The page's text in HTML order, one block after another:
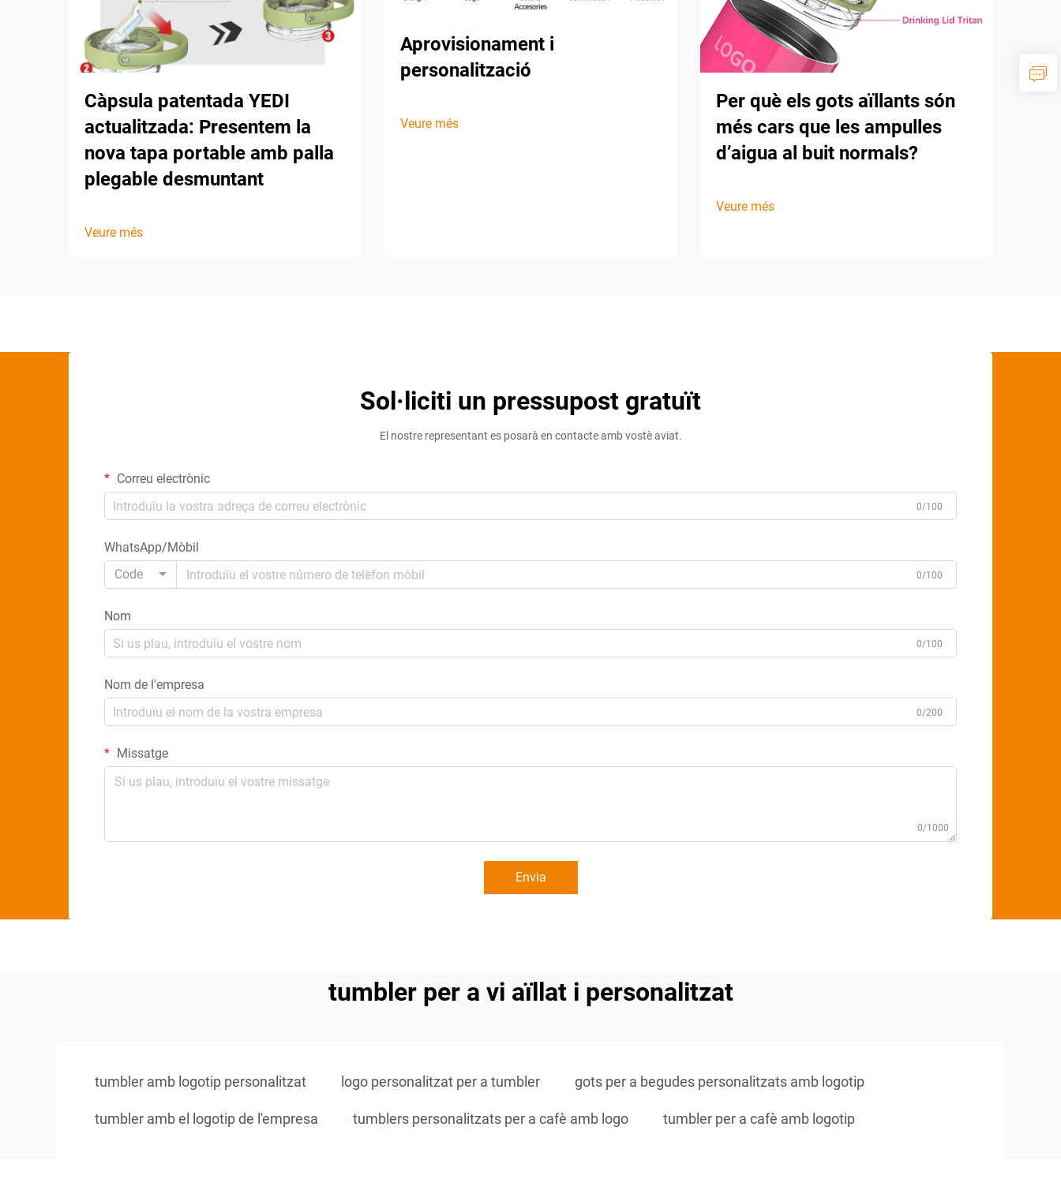
Càpsula patentada YEDI
actualitzada: Presentem la
nova tapa portable amb palla
plegable desmuntant
Veure més
Aprovisionament i
personalització
Veure més
Per què els gots aïllants són
més cars que les ampulles
d’aigua al buit normals?
Veure més
Sol·liciti un pressupost gratuït
El nostre representant es posarà en contacte amb vostè aviat.
Correu electrònic
0/100
WhatsApp/Mòbil
Code
0/100
Nom
0/100
Nom de l'empresa
0/200
Missatge
0/1000
Envia
tumbler per a vi aïllat i personalitzat
tumbler amb logotip personalitzat logo personalitzat per a tumbler gots per a begudes personalitzats amb logotip
tumbler amb el logotip de l'empresa tumblers personalitzats per a cafè amb logo tumbler per a cafè amb logotip